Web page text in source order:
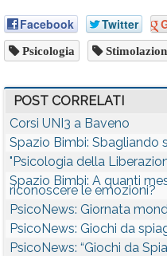
Facebook Twitter
Psicologia
POST CORRELATI
Corsi UNI3 a Baveno
Spazio Bimbi: Sbagliando
"Psicologia della
Spazio Bimbi: A quanti
riconoscere le emozioni?
PsicoNews: Giornata
PsicoNews: Giochi da
PsicoNews: “Giochi da